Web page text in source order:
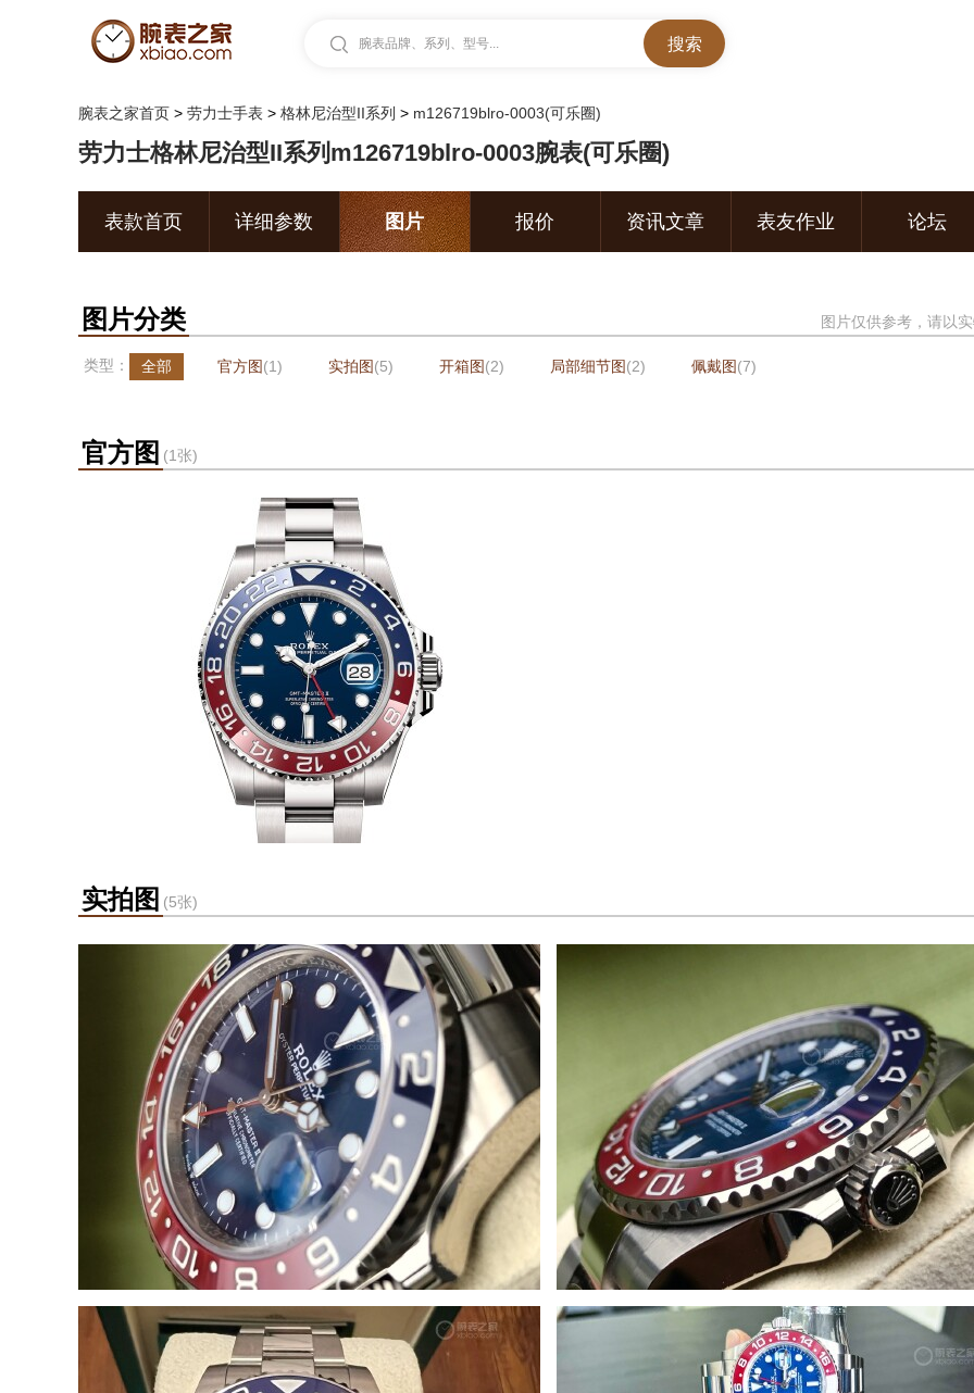
腕表品牌、系列、型号...
腕表之家首页 > 劳力士手表 > 格林尼治型II系列 > m126719blro-0003(可乐圈)
劳力士格林尼治型II系列m126719blro-0003腕表(可乐圈)
表款首页 详细参数 图片 报价 资讯文章 表友作业 论坛
图片分类 图片仅供参考，请以
类型： 全部 官方图(1) 实拍图(5) 开箱图(2) 局部细节图(2) 佩戴图(7)
官方图 (1张)
实拍图 (5张)